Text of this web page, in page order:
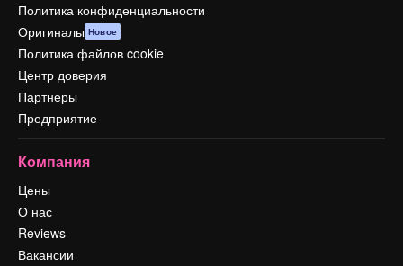
Политика конфиденциальности
Оригиналы Новое
Политика файлов cookie
Центр доверия
Партнеры
Предприятие
Компания
Цены
О нас
Reviews
Вакансии